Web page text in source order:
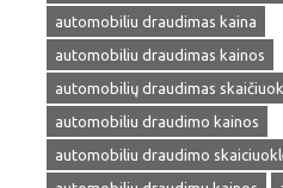
automobiliu draudimas kaina
automobiliu draudimas kainos
automobilių draudimas
automobiliu draudimo kainos
automobiliu draudimo